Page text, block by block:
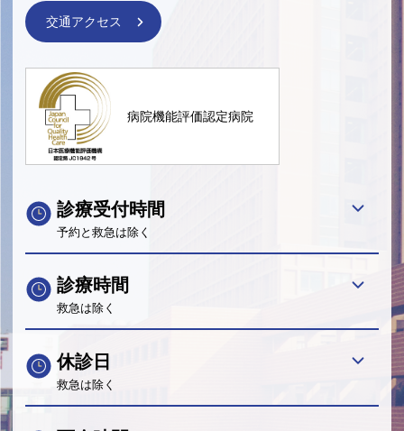
交通アクセス
病院機能評価認定病院
診療受付時間
予約と救急は除く
診療時間
救急は除く
休診日
救急は除く